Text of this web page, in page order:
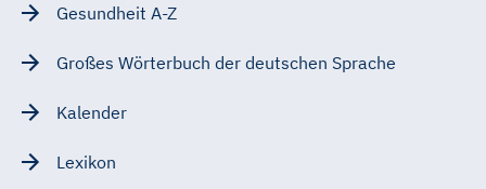
Gesundheit A-Z
Großes Wörterbuch der deutschen Sprache
Kalender
Lexikon